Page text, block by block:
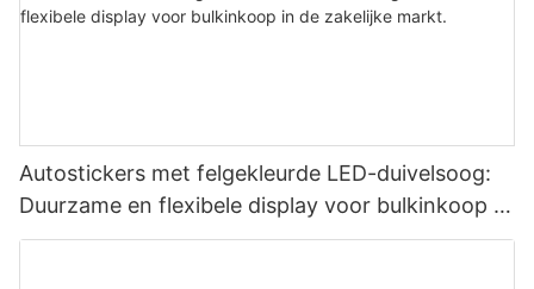
Autostickers met felgekleurde LED-duivelsoog:
Duurzame en flexibele display voor bulkinkoop in
de zakelijke markt.